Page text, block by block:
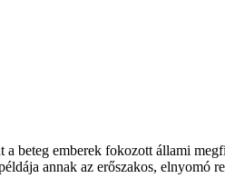
a beteg emberek fokozott állami
annak az erőszakos, elnyomó